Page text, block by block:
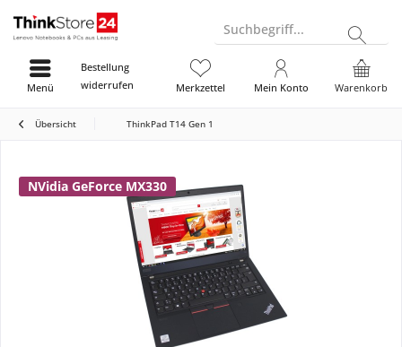
Suchbegriff...
Bestellung
widerrufen
Warenkorb
Merkzettel Mein Konto
Menü
Übersicht ThinkPad T14 Gen 1
NVidia GeForce MX330